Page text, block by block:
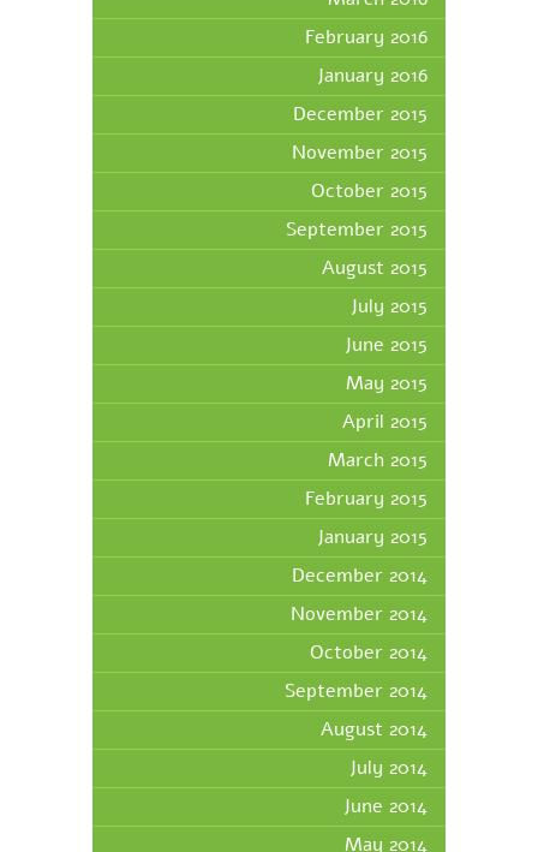
February 2016
January 2016
December 2015
November 2015
October 2015
September 2015
August 2015
July 2015
June 2015
May 2015
April 2015
March 2015
February 2015
January 2015
December 2014
November 2014
October 2014
September 2014
August 2014
July 2014
June 2014
May 2014